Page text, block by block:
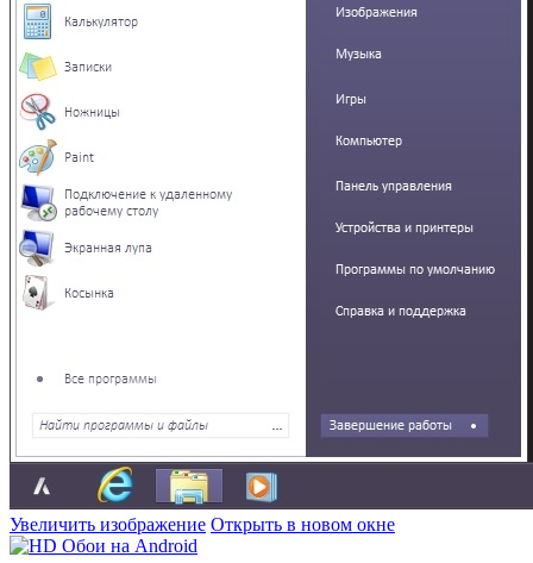
Увеличить изображение Открыть в новом окне